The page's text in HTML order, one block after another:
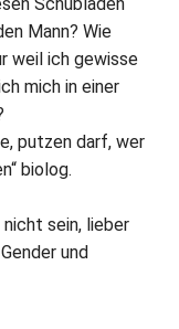
Mann? Wie
weil ich gewisse
mich in einer
putzen darf, wer
biolog.
sein, lieber
und